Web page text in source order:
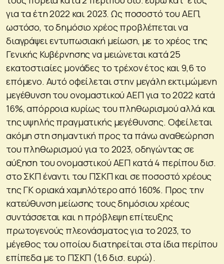
για τα έτη 2022 και 2023. Ως ποσοστό του ΑΕΠ,
ωστόσο, το δημόσιο χρέος προβλέπεται να
διαγράψει εντυπωσιακή μείωση, με το χρέος της
Γενικής Κυβέρνησης να μειώνεται κατά 25
εκατοστιαίες μονάδες το τρέχον έτος και 9,6 το
επόμενο. Αυτό οφείλεται στην μεγάλη εκτιμώμενη
μεγέθυνση του ονομαστικού ΑΕΠ για το 2022 κατά
16%, απόρροια κυρίως του πληθωρισμού αλλά και
της υψηλής πραγματικής μεγέθυνσης. Οφείλεται
ακόμη στη σημαντική προς τα πάνω αναθεώρηση
του πληθωρισμού για το 2023, οδηγώντας σε
αύξηση του ονομαστικού ΑΕΠ κατά 4 περίπου δισ.
στο ΣΚΠ έναντι του ΠΣΚΠ και σε ποσοστό χρέους
της ΓΚ οριακά χαμηλότερο από 160%. Προς την
κατεύθυνση μείωσης τους δημόσιου χρέους
συντάσσεται και η πρόβλεψη επίτευξης
πρωτογενούς πλεονάσματος για το 2023, το
μέγεθος του οποίου διατηρείται στα ίδια περίπου
επίπεδα με το ΠΣΚΠ (1,6 δισ. ευρώ).